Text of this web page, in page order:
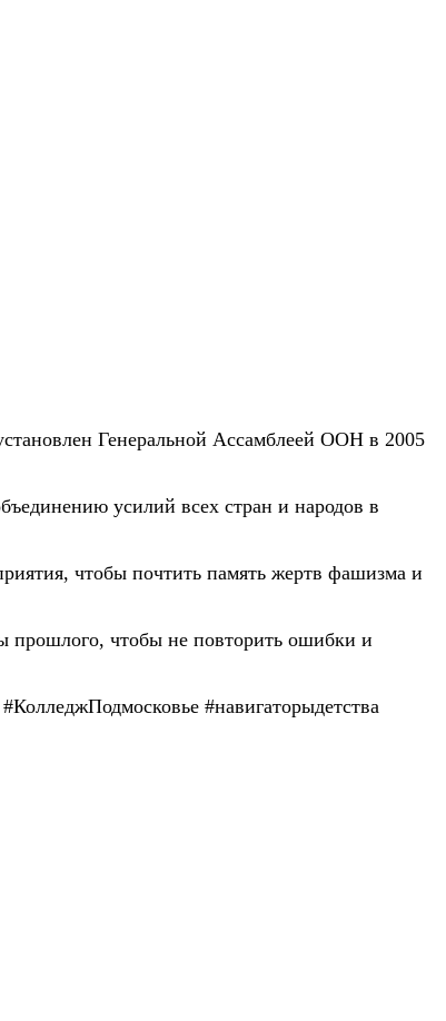
Генеральной Ассамблеей ООН в 2005
усилий всех стран и народов в
чтобы почтить память жертв фашизма и
чтобы не повторить ошибки и
#навигаторыдетства